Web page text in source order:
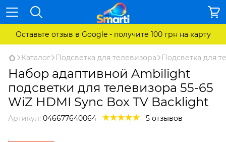
Оставьте отзыв в Google - получите 100 грн на карту
Каталог Подсветка для телевизора Подсветка для
Набор адаптивной Ambilight
подсветки для телевизора 55-65
WiZ HDMI Sync Box TV Backlight
Артикул: 046677640064 5 отзывов